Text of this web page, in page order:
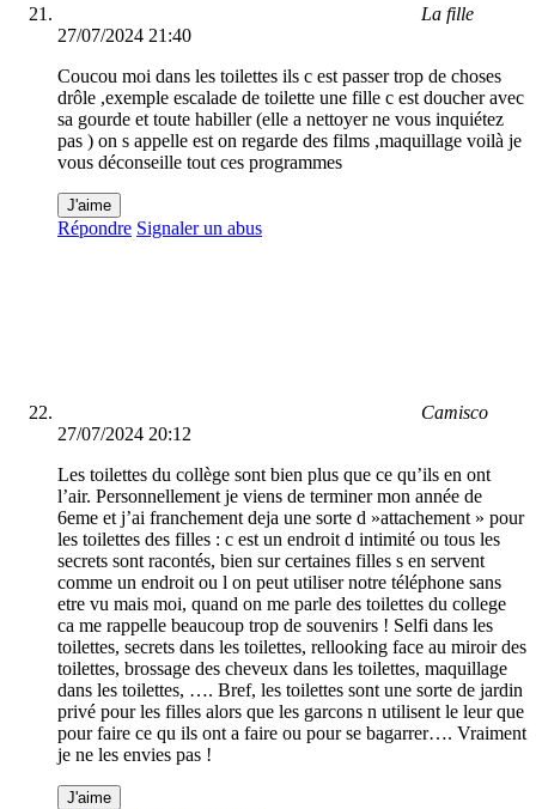
La fille
27/07/2024 21:40
Coucou moi dans les toilettes ils c est passer trop de choses
drôle ,exemple escalade de toilette une fille c est doucher avec
sa gourde et toute habiller (elle a nettoyer ne vous inquiétez
pas ) on s appelle est on regarde des films ,maquillage voilà je
vous déconseille tout ces programmes
J'aime
Répondre Signaler un abus
Camisco
27/07/2024 20:12
Les toilettes du collège sont bien plus que ce qu’ils en ont
l’air. Personnellement je viens de terminer mon année de
6eme et j’ai franchement deja une sorte d »attachement » pour
les toilettes des filles : c est un endroit d intimité ou tous les
secrets sont racontés, bien sur certaines filles s en servent
comme un endroit ou l on peut utiliser notre téléphone sans
etre vu mais moi, quand on me parle des toilettes du college
ca me rappelle beaucoup trop de souvenirs ! Selfi dans les
toilettes, secrets dans les toilettes, rellooking face au miroir des
toilettes, brossage des cheveux dans les toilettes, maquillage
dans les toilettes, …. Bref, les toilettes sont une sorte de jardin
privé pour les filles alors que les garcons n utilisent le leur que
pour faire ce qu ils ont a faire ou pour se bagarrer…. Vraiment
je ne les envies pas !
J'aime